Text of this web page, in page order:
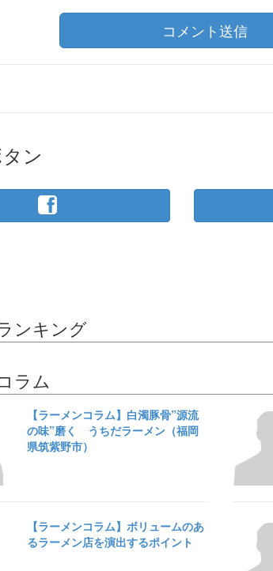
コメント送信
ン
ンキング
ラム
【ラーメンコラム】白濁豚骨”源流
の味”磨く うちだラーメン（福岡
県筑紫野市）
【ラーメンコラム】ボリュームのあ
るラーメン店を演出するポイント